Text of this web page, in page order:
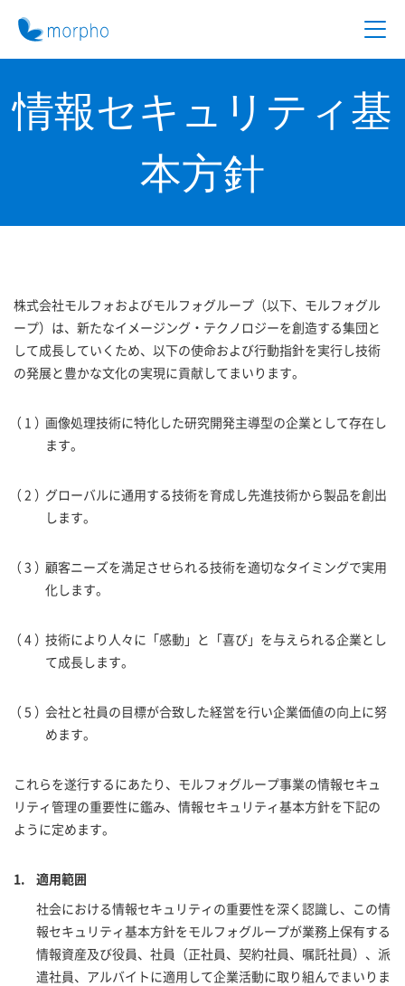
情報セキュリティ基
本方針
株式会社モルフォおよびモルフォグループ（以下、モルフォグル
ープ）は、新たなイメージング・テクノロジーを創造する集団と
して成長していくため、以下の使命および行動指針を実行し技術
の発展と豊かな文化の実現に貢献してまいります。
画像処理技術に特化した研究開発主導型の企業として存在し
ます。
グローバルに通用する技術を育成し先進技術から製品を創出
します。
顧客ニーズを満足させられる技術を適切なタイミングで実用
化します。
技術により人々に「感動」と「喜び」を与えられる企業とし
て成長します。
会社と社員の目標が合致した経営を行い企業価値の向上に努
めます。
これらを遂行するにあたり、モルフォグループ事業の情報セキュ
リティ管理の重要性に鑑み、情報セキュリティ基本方針を下記の
ように定めます。
適用範囲
社会における情報セキュリティの重要性を深く認識し、この情
報セキュリティ基本方針をモルフォグループが業務上保有する
情報資産及び役員、社員（正社員、契約社員、嘱託社員）、派
遣社員、アルバイトに適用して企業活動に取り組んでまいりま